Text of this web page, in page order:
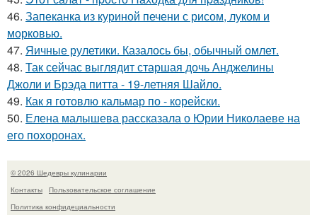
46. Запеканка из куриной печени с рисом, луком и
морковью.
47. Яичные рулетики. Казалось бы, обычный омлет.
48. Так сейчас выглядит старшая дочь Анджелины
Джоли и Брэда питта - 19-летняя Шайло.
49. Как я готовлю кальмар по - корейски.
50. Елена малышева рассказала о Юрии Николаеве на
его похоронах.
© 2026 Шедевры кулинарии
Контакты
Пользовательское соглашение
Политика конфидециальности